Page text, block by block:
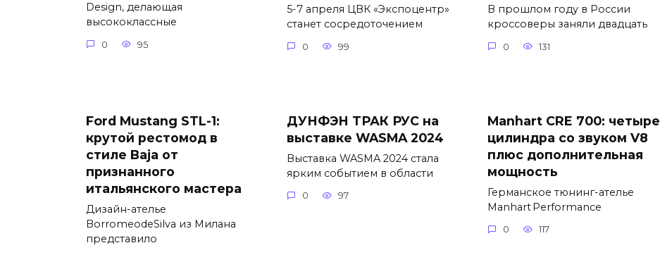
Design, делающая
высококлассные
0 95
5-7 апреля ЦВК «Экспоцентр»
станет сосредоточением
0 99
В прошлом году в России
кроссоверы заняли двадцать
0 131
Ford Mustang STL-1:
крутой рестомод в
стиле Baja от
признанного
итальянского мастера
Дизайн-ателье
BorromeodeSilva из Милана
представило
ДУНФЭН ТРАК РУС на
выставке WASMA 2024
Выставка WASMA 2024 стала
ярким событием в области
0 97
Manhart CRE 700: четыре
цилиндра со звуком V8
плюс дополнительная
мощность
Германское тюнинг-ателье
Manhart Performance
0 117